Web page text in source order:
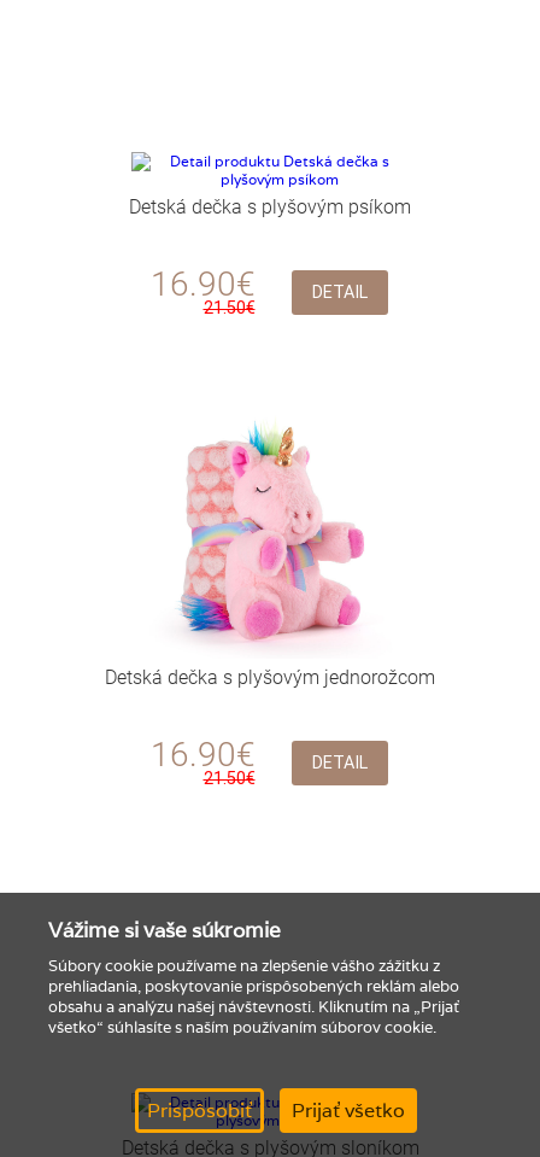
Vážime si vaše súkromie
Súbory cookie používame na zlepšenie vášho zážitku z
prehliadania, poskytovanie prispôsobených reklám alebo
obsahu a analýzu našej návštevnosti. Kliknutím na „Prijať
všetko“ súhlasíte s naším používaním súborov cookie.
Prispôsobiť Prijať všetko
Detská dečka s plyšovým psíkom
16.90€
21.50€
DETAIL
Detská dečka s plyšovým jednorožcom
16.90€
21.50€
DETAIL
Detská dečka s plyšovým sloníkom